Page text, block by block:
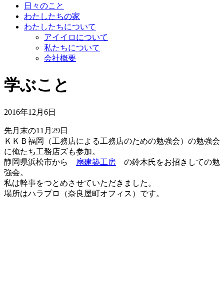
日々のこと
わたしたちの家
わたしたちについて
アイイロについて
私たちについて
会社概要
学ぶこと
2016年12月6日
先月末の11月29日
ＫＫＢ福岡（工務店による工務店のための勉強会）の勉強会
に俺たち工務店ズも参加。
静岡県浜松市から
扇建築工房 の鈴木氏をお招きしての勉
強会。
私は幹事をつとめさせていただきました。
場所はハラプロ（奈良屋町オフィス）です。